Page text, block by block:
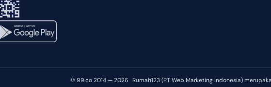
© 99.co 2014 — 2026 Rumah123 (PT Web Marketing Indonesia)